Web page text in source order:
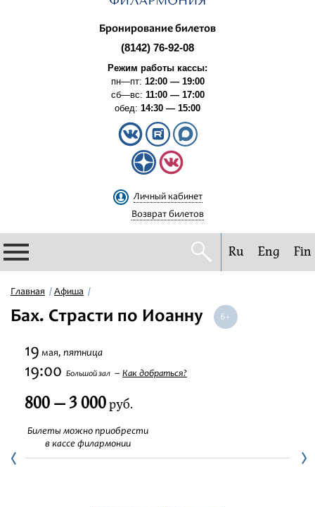
Бронирование билетов
(8142) 76-92-08
Режим работы кассы:
пн—пт: 12:00 — 19:00
сб—вс: 11:00 — 17:00
обед: 14:30 — 15:00
Личный кабинет
Возврат билетов
Филармония
Фестивали
Абонементы
Новости
Ru Eng Fin
Главная Афиша
Бах. Страсти по Иоанну
19 мая, пятница
19:00 Большой зал Как добраться?
800 — 3 000руб.
Билеты можно приобрести
в кассе филармонии